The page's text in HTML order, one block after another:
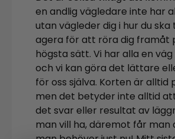
en andlig vägledare inte har
utan vägleder dig i hur du ska
agera för att röra dig framåt
högsta sätt. Vi har alla en
och vi kan göra det lättare
för oss själva. Korten är alltid
men det betyder inte alltid
det svar eller resultat av
man vill ha, däremot får man